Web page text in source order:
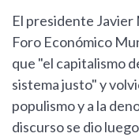
El presidente Javier
Foro Económico
que "el capitalismo
sistema justo" y
populismo y a la
discurso se dio